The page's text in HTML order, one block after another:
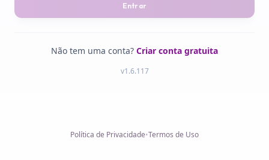
Entrar
Não tem uma conta? Criar conta gratuita
v1.6.117
Política de Privacidade•Termos de Uso